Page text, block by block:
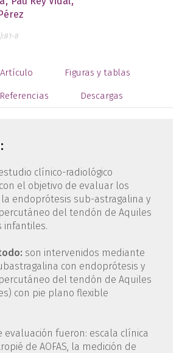
8
Artículo Figuras y tablas
Referencias Descargas
clínico-radiológico
el objetivo de evaluar los
endoprótesis sub-astragalina y
del tendón de Aquiles
infantiles.
son intervenidos mediante
con endoprótesis y
del tendón de Aquiles
con pie plano flexible
evaluación fueron: escala clínica
de AOFAS, la medición de